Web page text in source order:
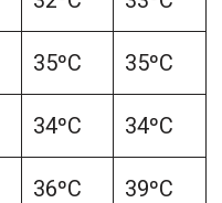
35ºC 35ºC
34ºC 34ºC
36ºC 39ºC